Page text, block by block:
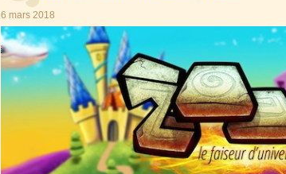
6 mars 2018